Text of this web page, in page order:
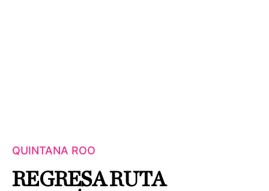
QUINTANA ROO
REGRESA RUTA